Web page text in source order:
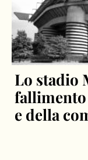
Lo stadio
e della